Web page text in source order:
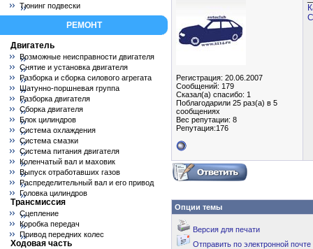
Тюнинг подвески
РЕМОНТ
Двигатель
Возможные неисправности двигателя
Снятие и установка двигателя
Разборка и сборка силового агрегата
Шатунно-поршневая группа
Разборка двигателя
Сборка двигателя
Блок цилиндров
Система охлаждения
Система смазки
Система питания двигателя
Коленчатый вал и маховик
Выпуск отработавших газов
Распределительный вал и его привод
Головка цилиндров
Трансмиссия
Сцепление
Коробка передач
Привод передних колес
Ходовая часть
Регистрация: 20.06.2007
Сообщений: 179
Сказал(а) спасибо: 1
Поблагодарили 25 раз(а) в 5
сообщениях
Вес репутации: 8
Репутация:176
Опции темы
Версия для печати
Отправить по электронной почте